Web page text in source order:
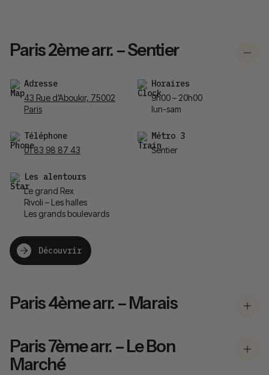
Paris 2ème arr. – Sentier
Adresse
43 Rue d’Aboukir, 75002
Paris
Horaires
9h00 – 20h00
lun-sam
Téléphone
01 83 98 87 43
Métro 3
Sentier
Les alentours
Le grand Rex
Rivoli – Les halles
Les grands boulevards
Découvrir
Paris 4ème arr. – Marais
Paris 7ème arr. – Le Bon
Marché